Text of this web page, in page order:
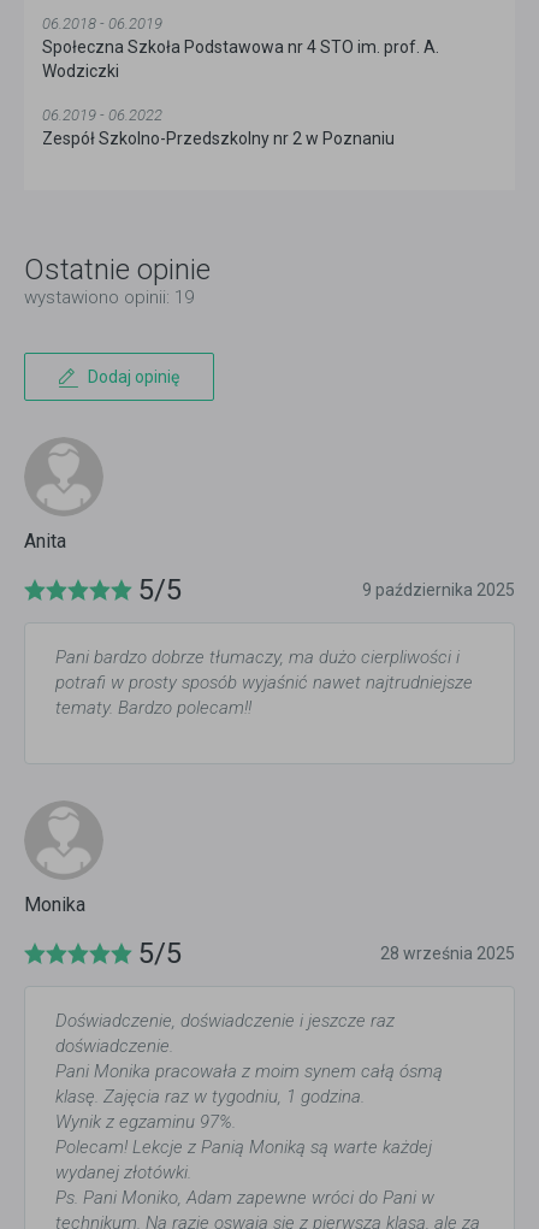
06.2018 - 06.2019
Społeczna Szkoła Podstawowa nr 4 STO im. prof. A.
Wodziczki
06.2019 - 06.2022
Zespół Szkolno-Przedszkolny nr 2 w Poznaniu
Ostatnie opinie
wystawiono opinii: 19
Dodaj opinię
Anita
5/5 9 października 2025
Pani bardzo dobrze tłumaczy, ma dużo cierpliwości i
potrafi w prosty sposób wyjaśnić nawet najtrudniejsze
tematy. Bardzo polecam!!
Monika
5/5 28 września 2025
Doświadczenie, doświadczenie i jeszcze raz
doświadczenie.
Pani Monika pracowała z moim synem całą ósmą
klasę. Zajęcia raz w tygodniu, 1 godzina.
Wynik z egzaminu 97%.
Polecam! Lekcje z Panią Moniką są warte każdej
wydanej złotówki.
Ps. Pani Moniko, Adam zapewne wróci do Pani w
technikum. Na razie oswaja się z pierwszą klasą, ale za